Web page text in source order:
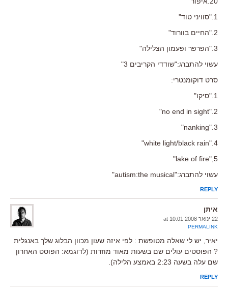
1."סוויני טוד"
2."החיים בוורוד"
3."הפרפר ופעמון הצלילה"
עשוי להתברג:"שודדי הקריבים 3"
סרט דוקומנטרי:
1."סיקו"
2."no end in sight"
3."nanking"
4."white light/black rain"
5,"lake of fire"
עשוי להתברג:"autism:the musical"
REPLY
איתן
22 ינואר 2008 at 10:01
PERMALINK
יאיר, יש לי שאלה מטופשת : לפי איזה שעון מכוון הבלוג שלך באנגלית
? הפוסטים עולים שם בשעות מאוד מוזרות (לדוגמא: הפוסט האחרון
שם עלה בשעה 2:23 באמצע הלילה).
REPLY